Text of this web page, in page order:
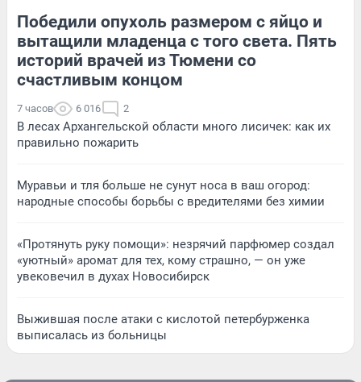
Победили опухоль размером с яйцо и
вытащили младенца с того света. Пять
историй врачей из Тюмени со
счастливым концом
7 часов 6 016 2
В лесах Архангельской области много лисичек: как их
правильно пожарить
Муравьи и тля больше не сунут носа в ваш огород:
народные способы борьбы с вредителями без химии
«Протянуть руку помощи»: незрячий парфюмер создал
«уютный» аромат для тех, кому страшно, — он уже
увековечил в духах Новосибирск
Выжившая после атаки с кислотой петербурженка
выписалась из больницы